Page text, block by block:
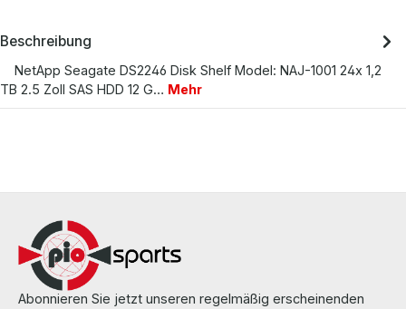
Beschreibung
NetApp Seagate DS2246 Disk Shelf Model: NAJ-1001 24x 1,2
TB 2.5 Zoll SAS HDD 12 G… Mehr
Abonnieren Sie jetzt unseren regelmäßig erscheinenden